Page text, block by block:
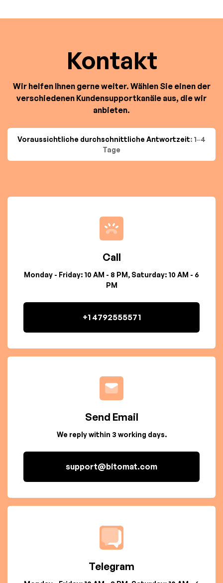
Kontakt
Wir helfen Ihnen gerne weiter. Wählen Sie einen der
verschiedenen Kundensupportkanäle aus, die wir
anbieten.
Voraussichtliche durchschnittliche Antwortzeit: 1–4
Tage
Call
Monday - Friday: 10 AM - 8 PM, Saturday: 10 AM - 6
PM
+1 4792555571
Send Email
We reply within 3 working days.
support@bitomat.com
Telegram